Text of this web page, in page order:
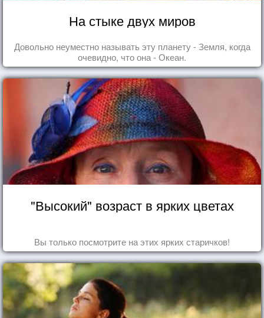
На стыке двух миров
Довольно неуместно называть эту планету - Земля, когда
очевидно, что она - Океан.
"Высокий" возраст в ярких цветах
Вы только посмотрите на этих ярких старичков!